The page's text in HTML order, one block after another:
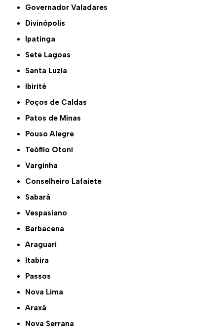
Governador Valadares
Divinópolis
Ipatinga
Sete Lagoas
Santa Luzia
Ibirité
Poços de Caldas
Patos de Minas
Pouso Alegre
Teófilo Otoni
Varginha
Conselheiro Lafaiete
Sabará
Vespasiano
Barbacena
Araguari
Itabira
Passos
Nova Lima
Araxá
Nova Serrana